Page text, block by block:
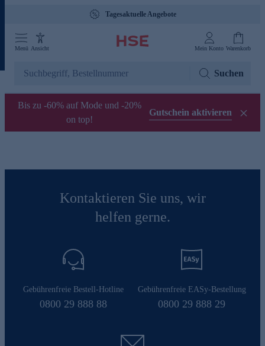
Tagesaktuelle Angebote
Menü Ansicht Mein Konto Warenkorb
Suchen
Bis zu -60% auf Mode und -20%
on top!
Gutschein aktivieren
Kontaktieren Sie uns, wir
helfen gerne.
Gebührenfreie Bestell-Hotline
0800 29 888 88
Gebührenfreie EASy-Bestellung
0800 29 888 29